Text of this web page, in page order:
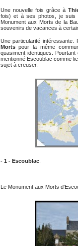
Une nouvelle fois grâce à
fois) et à ses photos, je suis
Monument aux Morts de la
souvenirs de vacances à
Une particularité intéressante.
Mortspour la même
quasiment identiques.
mentionné Escoublac comme
sujet à creuser.
- 1 - Escoublac.
Le Monument aux Morts